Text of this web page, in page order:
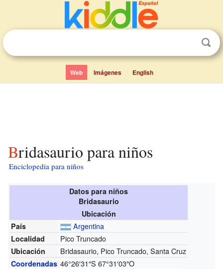
Web Imágenes English
Bridasaurio para niños
Enciclopedia para niños
Datos para niños
Bridasaurio
Ubicación
País
Argentina
Localidad Pico Truncado
Ubicación Bridasaurio, Pico Truncado, Santa Cruz
Coordenadas 46°26′31″S 67°31′03″O